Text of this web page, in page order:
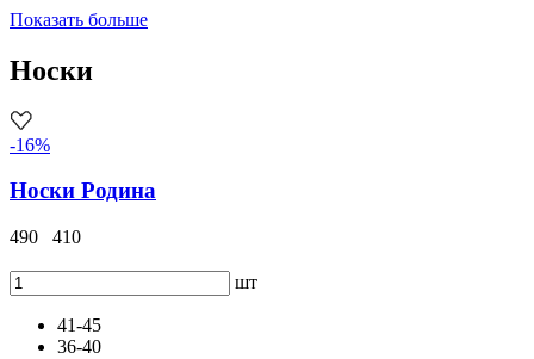
Показать больше
Носки
-16%
Носки Родина
490 410
шт
41-45
36-40